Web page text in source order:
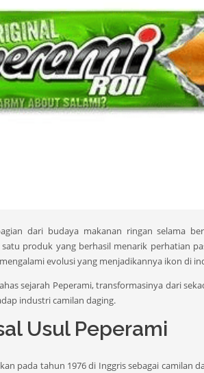
dari budaya makanan ringan selama
produk yang berhasil menarik perhatian
evolusi yang menjadikannya ikon di
sejarah Peperami, transformasinya dari
industri camilan daging.
Usul Peperami
pada tahun 1976 di Inggris sebagai camilan